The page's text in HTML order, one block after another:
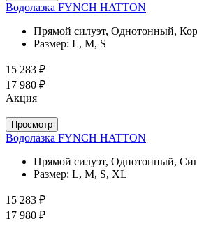
Водолазка FYNCH HATTON
Прямой силуэт, Однотонный,
Размер: L, M, S
15 283 ₽
17 980 ₽
Акция
Просмотр
Водолазка FYNCH HATTON
Прямой силуэт, Однотонный,
Размер: L, M, S, XL
15 283 ₽
17 980 ₽